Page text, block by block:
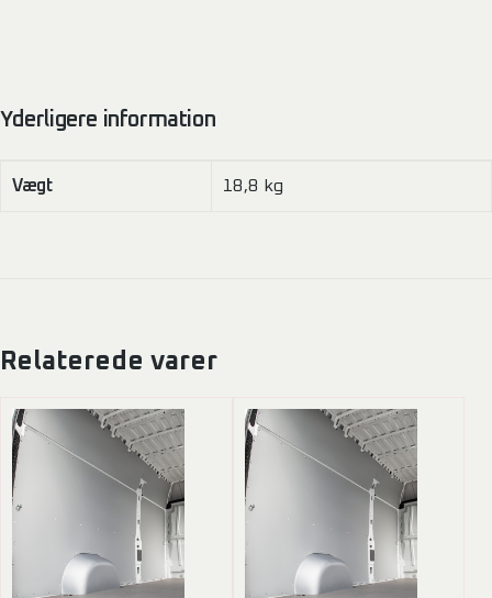
Yderligere information
Vægt 18,8 kg
Relaterede varer